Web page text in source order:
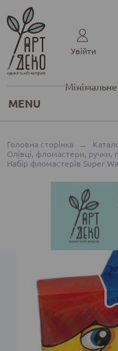
Увійти
MENU
Головна сторінка →
Олівці, фломастери, ручки,
Набір фломастерів Super